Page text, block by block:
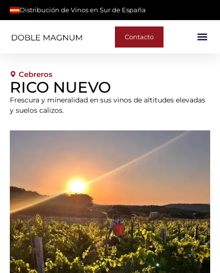
Distribución de Vinos en Sur de España
Contacto
Cebreros
RICO NUEVO
Frescura y mineralidad en sus vinos de altitudes elevadas
y suelos calizos.